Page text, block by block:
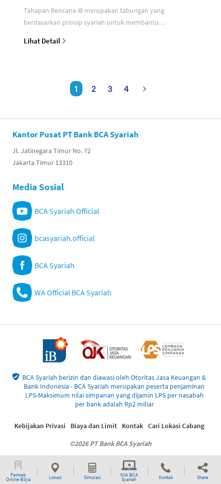
Pemrek
Online BSya Lokasi Simulasi Klik BCA
Syariah Kontak Share
Tahapan Rencana iB merupakan tabungan yang
berdasarkan prinsip syariah untuk membantu
Lihat Detail
1 2 3 4
Kantor Pusat PT Bank BCA Syariah
Jl. Jatinegara Timur No. 72
Jakarta Timur 13310
Media Sosial
BCA Syariah Official
bcasyariah.official
BCA Syariah
WA Official BCA Syariah
BCA Syariah berizin dan diawasi oleh Otoritas Jasa Keuangan &
Bank Indonesia - BCA Syariah merupakan peserta penjaminan
LPS-Maksimum nilai simpanan yang dijamin LPS per nasabah
per bank adalah Rp2 miliar
©2026 PT Bank BCA Syariah
Kebijakan Privasi Biaya dan Limit Kontak Cari Lokasi Cabang